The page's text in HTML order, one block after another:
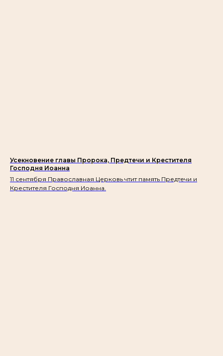
Усекновение главы Пророка, Предтечи и Крестителя
Господня Иоанна
11 сентября Православная Церковь чтит память Предтечи и
Крестителя Господня Иоанна.